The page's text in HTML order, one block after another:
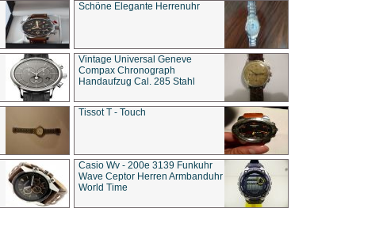
Schöne Elegante Herrenuhr
Vintage Universal Geneve
Compax Chronograph
Handaufzug Cal. 285 Stahl
Tissot T - Touch
Casio Wv - 200e 3139 Funkuhr
Wave Ceptor Herren Armbanduhr
World Time